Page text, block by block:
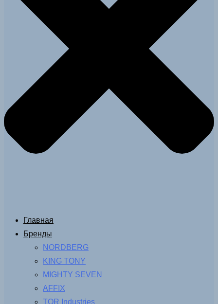
Главная
Бренды
NORDBERG
KING TONY
MIGHTY SEVEN
AFFIX
TOR Industries